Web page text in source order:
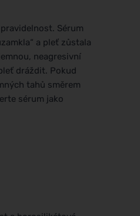
Sérum
a pleť zůstala
neagresivní
dráždit. Pokud
tahů směrem
sérum jako